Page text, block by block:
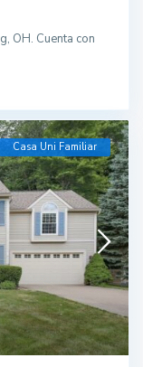
OH. Cuenta con
Casa Uni Familiar